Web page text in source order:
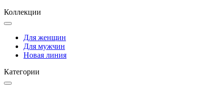
Коллекции
Для женщин
Для мужчин
Новая линия
Категории